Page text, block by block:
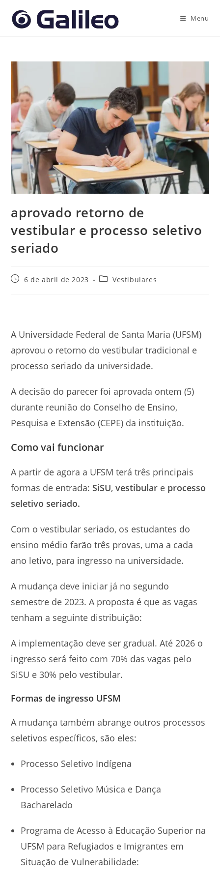
para
Menu
aprovado retorno de
vestibular e processo seletivo
seriado
Post6 de abril de 2023
Categoria
Vestibulares
A Universidade Federal de Santa Maria (UFSM)
aprovou o retorno do vestibular tradicional e
processo seriado da universidade.
A decisão do parecer foi aprovada ontem (5)
durante reunião do Conselho de Ensino,
Pesquisa e Extensão (CEPE) da instituição.
Como vai funcionar
A partir de agora a UFSM terá três principais
formas de entrada: SiSU,vestibular e processo
seletivo seriado.
Com o vestibular seriado, os estudantes do
ensino médio farão três provas, uma a cada
ano letivo, para ingresso na universidade.
A mudança deve iniciar já no segundo
semestre de 2023. A proposta é que as vagas
tenham a seguinte distribuição:
A implementação deve ser gradual. Até 2026 o
ingresso será feito com 70% das vagas pelo
SiSU e 30% pelo vestibular.
Formas de ingresso UFSM
A mudança também abrange outros processos
seletivos específicos, são eles:
Processo Seletivo Indígena
Processo Seletivo Música e Dança
Bacharelado
Programa de Acesso à Educação Superior na
UFSM para Refugiados e Imigrantes em
Situação de Vulnerabilidade: